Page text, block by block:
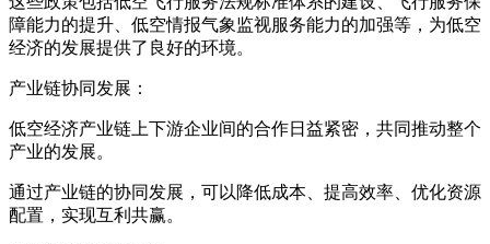
障能力的提升、低空情报气象监视服务能力的加强等，为低空
经济的发展提供了良好的环境。
产业链协同发展：
低空经济产业链上下游企业间的合作日益紧密，共同推动整个
产业的发展。
通过产业链的协同发展，可以降低成本、提高效率、优化资源
配置，实现互利共赢。